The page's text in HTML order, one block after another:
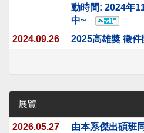
動時間: 2024年
中~
2024.09.26
2025高雄獎 徵
展覽
2026.05.27
由本系傑出碩班